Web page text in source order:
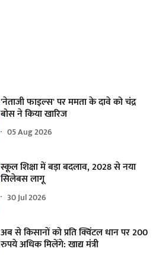
'नेताजी फाइल्स' पर ममता के दावे को चंद्र
बोस ने किया खारिज
05 Aug 2026
स्कूल शिक्षा में बड़ा बदलाव, 2028 से नया
सिलेबस लागू
30 Jul 2026
अब से किसानों को प्रति क्विंटल धान पर 200
रुपये अधिक मिलेंगे: खाद्य मंत्री